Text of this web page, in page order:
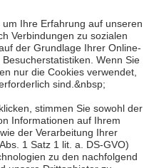
bookmark_border
2026 29:50 Min.
Journal vom Dienstag